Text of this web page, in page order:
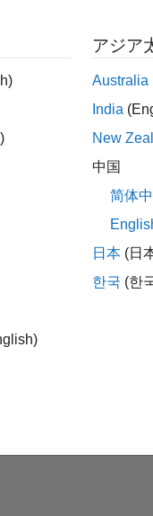
アジア
Australia
India
New
中国
简体
日本 (日
한국 (한